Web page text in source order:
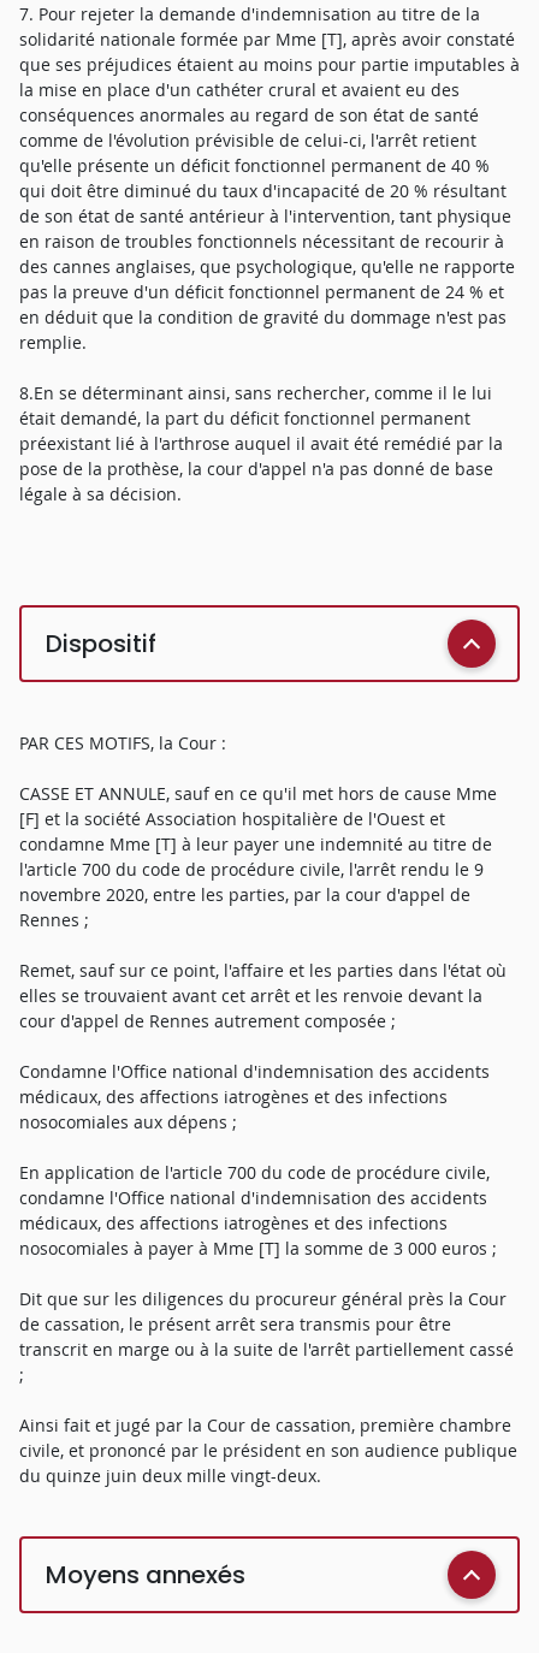
7. Pour rejeter la demande d'indemnisation au titre de la
solidarité nationale formée par Mme [T], après avoir constaté
que ses préjudices étaient au moins pour partie imputables à
la mise en place d'un cathéter crural et avaient eu des
conséquences anormales au regard de son état de santé
comme de l'évolution prévisible de celui-ci, l'arrêt retient
qu'elle présente un déficit fonctionnel permanent de 40 %
qui doit être diminué du taux d'incapacité de 20 % résultant
de son état de santé antérieur à l'intervention, tant physique
en raison de troubles fonctionnels nécessitant de recourir à
des cannes anglaises, que psychologique, qu'elle ne rapporte
pas la preuve d'un déficit fonctionnel permanent de 24 % et
en déduit que la condition de gravité du dommage n'est pas
remplie.
8.En se déterminant ainsi, sans rechercher, comme il le lui
était demandé, la part du déficit fonctionnel permanent
préexistant lié à l'arthrose auquel il avait été remédié par la
pose de la prothèse, la cour d'appel n'a pas donné de base
légale à sa décision.
Dispositif
PAR CES MOTIFS, la Cour :
CASSE ET ANNULE, sauf en ce qu'il met hors de cause Mme
[F] et la société Association hospitalière de l'Ouest et
condamne Mme [T] à leur payer une indemnité au titre de
l'article 700 du code de procédure civile, l'arrêt rendu le 9
novembre 2020, entre les parties, par la cour d'appel de
Rennes ;
Remet, sauf sur ce point, l'affaire et les parties dans l'état où
elles se trouvaient avant cet arrêt et les renvoie devant la
cour d'appel de Rennes autrement composée ;
Condamne l'Office national d'indemnisation des accidents
médicaux, des affections iatrogènes et des infections
nosocomiales aux dépens ;
En application de l'article 700 du code de procédure civile,
condamne l'Office national d'indemnisation des accidents
médicaux, des affections iatrogènes et des infections
nosocomiales à payer à Mme [T] la somme de 3 000 euros ;
Dit que sur les diligences du procureur général près la Cour
de cassation, le présent arrêt sera transmis pour être
transcrit en marge ou à la suite de l'arrêt partiellement cassé
;
Ainsi fait et jugé par la Cour de cassation, première chambre
civile, et prononcé par le président en son audience publique
du quinze juin deux mille vingt-deux.
Moyens annexés